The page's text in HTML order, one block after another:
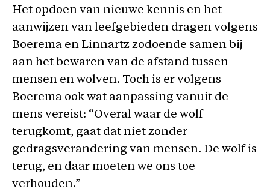
Het opdoen van nieuwe kennis en het
aanwijzen van leefgebieden dragen volgens
Boerema en Linnartz zodoende samen bij
aan het bewaren van de afstand tussen
mensen en wolven. Toch is er volgens
Boerema ook wat aanpassing vanuit de
mens vereist: “Overal waar de wolf
terugkomt, gaat dat niet zonder
gedragsverandering van mensen. De wolf is
terug, en daar moeten we ons toe
verhouden.”